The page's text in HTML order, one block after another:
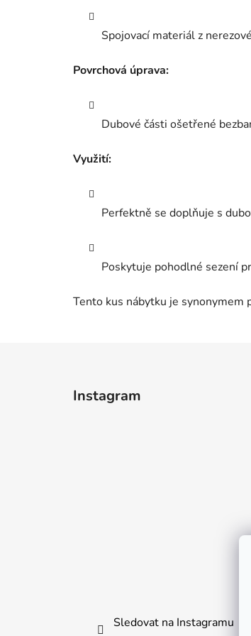
Spojovací materiál z
Povrchová úprava:
Dubové části ošetřené
Využití:
Perfektně se doplňuje s
Poskytuje pohodlné sezení
Tento kus nábytku je synonymem
Instagram
Sledovat na Instagramu